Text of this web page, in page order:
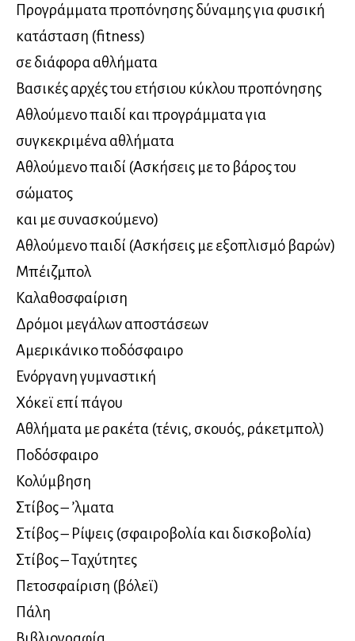
Προγράμματα προπόνησης δύναμης για φυσική
κατάσταση (fitness)
σε διάφορα αθλήματα
Βασικές αρχές του ετήσιου κύκλου προπόνησης
Αθλούμενο παιδί και προγράμματα για
συγκεκριμένα αθλήματα
Αθλούμενο παιδί (Ασκήσεις με το βάρος του
σώματος
και με συνασκούμενο)
Αθλούμενο παιδί (Ασκήσεις με εξοπλισμό βαρών)
Μπέιζμπολ
Καλαθοσφαίριση
Δρόμοι μεγάλων αποστάσεων
Αμερικάνικο ποδόσφαιρο
Ενόργανη γυμναστική
Χόκεϊ επί πάγου
Αθλήματα με ρακέτα (τένις, σκουός, ράκετμπολ)
Ποδόσφαιρο
Κολύμβηση
Στίβος – ʼλματα
Στίβος – Ρίψεις (σφαιροβολία και δισκοβολία)
Στίβος – Ταχύτητες
Πετοσφαίριση (βόλεϊ)
Πάλη